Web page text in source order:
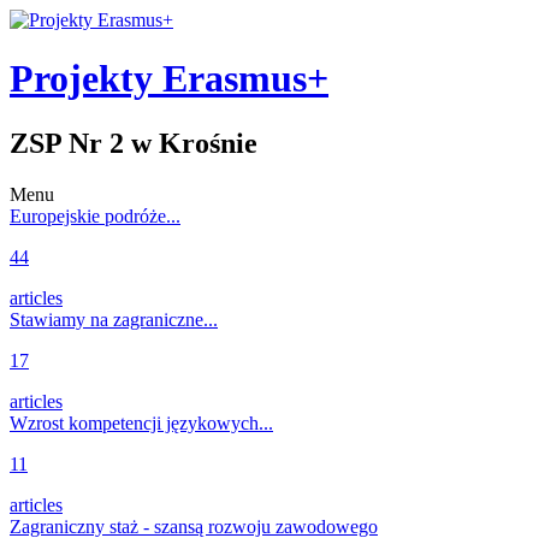
Projekty Erasmus+
ZSP Nr 2 w Krośnie
Menu
Europejskie podróże...
44
articles
Stawiamy na zagraniczne...
17
articles
Wzrost kompetencji językowych...
11
articles
Zagraniczny staż - szansą rozwoju zawodowego